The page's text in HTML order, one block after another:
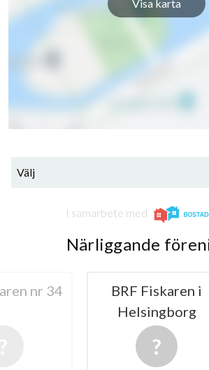
Visa karta
Välj
I samarbete med
Närliggande
nr 34
BRF Fiskaren i
Helsingborg